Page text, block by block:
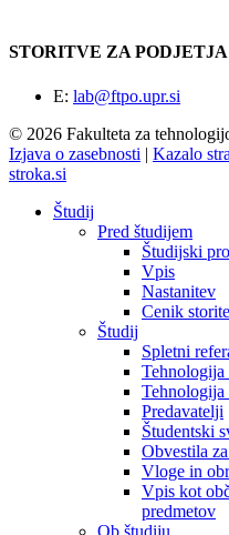
STORITVE ZA PODJETJA
E: lab@ftpo.upr.si
© 2026 Fakulteta za
Izjava o zasebnosti | Kazalo
stroka.si
Študij
Pred študijem
Študijski
Vpis
Nastanitev
Cenik
Študij
Spletni
Tehnologija
Predavatelji
Študentski
Obvestila
Vloge in
Vpis kot
predmetov
Ob študiju